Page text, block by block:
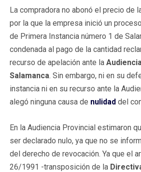
La compradora no abonó el precio de
por la que la empresa inició un
de Primera Instancia número 1 de
condenada al pago de la cantidad
recurso de apelación ante la
Salamanca. Sin embargo, ni en su
instancia ni en su recurso ante la
alegó ninguna causa de nulidad del
En la Audiencia Provincial estimaron
ser declarado nulo, ya que no se
del derecho de revocación. Ya que el
26/1991 -transposición de la